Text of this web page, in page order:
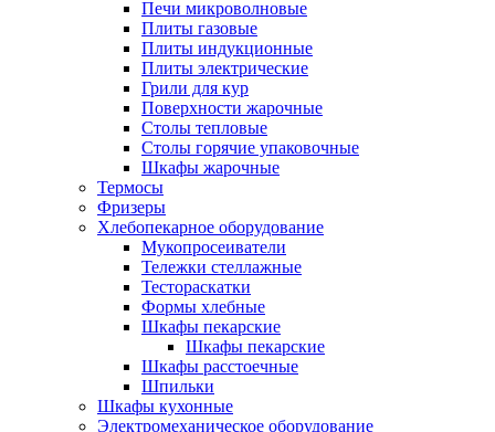
Печи микроволновые
Плиты газовые
Плиты индукционные
Плиты электрические
Грили для кур
Поверхности жарочные
Столы тепловые
Столы горячие упаковочные
Шкафы жарочные
Термосы
Фризеры
Хлебопекарное оборудование
Мукопросеиватели
Тележки стеллажные
Тестораскатки
Формы хлебные
Шкафы пекарские
Шкафы пекарские
Шкафы расстоечные
Шпильки
Шкафы кухонные
Электромеханическое оборудование